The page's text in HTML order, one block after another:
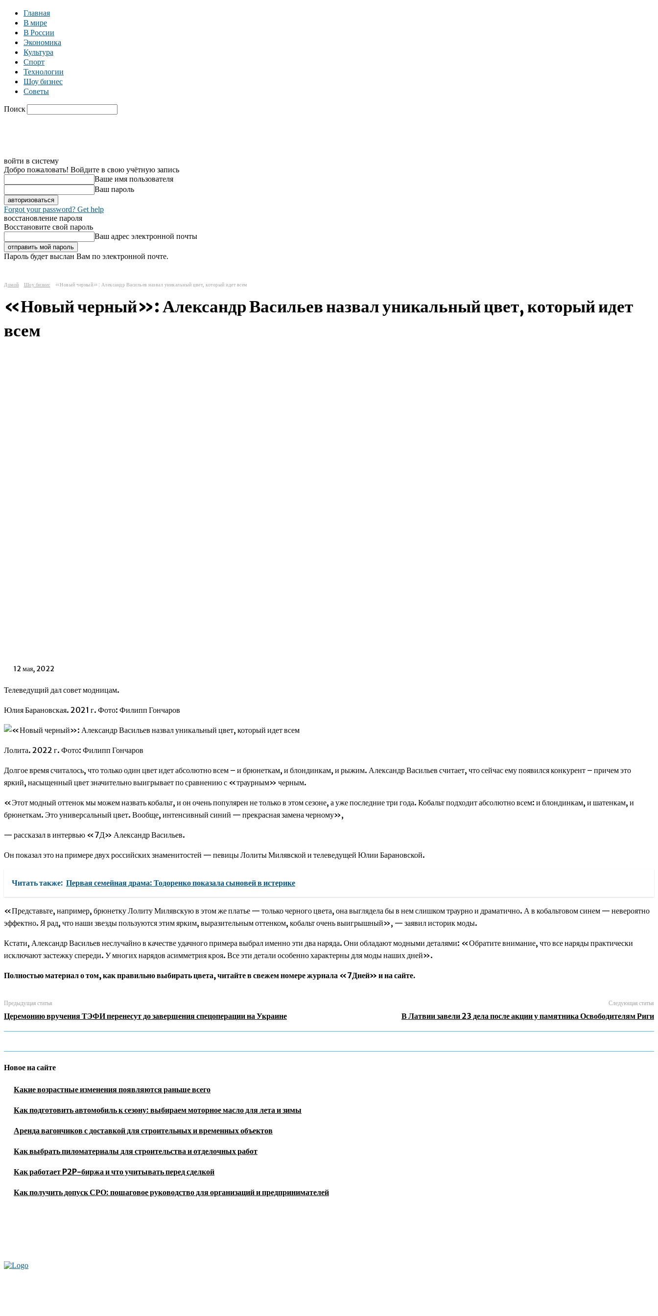
Главная
В мире
В России
Экономика
Культура
Спорт
Технологии
Шоу бизнес
Советы
Поиск
войти в систему
Добро пожаловать! Войдите в свою учётную запись
Ваше имя пользователя
Ваш пароль
Forgot your password? Get help
восстановление пароля
Восстановите свой пароль
Ваш адрес электронной почты
Пароль будет выслан Вам по электронной почте.
Домой Шоу бизнес «Новый черный»: Александр Васильев назвал уникальный цвет, который идет всем
«Новый черный»: Александр Васильев назвал уникальный цвет, который идет
всем
12 мая, 2022
Телеведущий дал совет модницам.
Юлия Барановская. 2021 г. Фото: Филипп Гончаров
Лолита. 2022 г. Фото: Филипп Гончаров
Долгое время считалось, что только один цвет идет абсолютно всем – и брюнеткам, и блондинкам, и рыжим. Александр Васильев считает, что сейчас ему появился конкурент – причем это
яркий, насыщенный цвет значительно выигрывает по сравнению с «траурным» черным.
«Этот модный оттенок мы можем назвать кобальт, и он очень популярен не только в этом сезоне, а уже последние три года. Кобальт подходит абсолютно всем: и блондинкам, и шатенкам, и
брюнеткам. Это универсальный цвет. Вообще, интенсивный синий — прекрасная замена черному»,
— рассказал в интервью «7Д» Александр Васильев.
Он показал это на примере двух российских знаменитостей — певицы Лолиты Милявской и телеведущей Юлии Барановской.
Читать также: Первая семейная драма: Тодоренко показала сыновей в истерике
«Представьте, например, брюнетку Лолиту Милявскую в этом же платье — только черного цвета, она выглядела бы в нем слишком траурно и драматично. А в кобальтовом синем — невероятно
эффектно. Я рад, что наши звезды пользуются этим ярким, выразительным оттенком, кобальт очень выигрышный», — заявил историк моды.
Кстати, Александр Васильев неслучайно в качестве удачного примера выбрал именно эти два наряда. Они обладают модными деталями: «Обратите внимание, что все наряды практически
исключают застежку спереди. У многих нарядов асимметрия кроя. Все эти детали особенно характерны для моды наших дней».
Полностью материал о том, как правильно выбирать цвета, читайте в свежем номере журнала «7Дней» и на сайте.
Предыдущая статья
Церемонию вручения ТЭФИ перенесут до завершения спецоперации на Украине
Следующая статья
В Латвии завели 23 дела после акции у памятника Освободителям Риги
Новое на сайте
Какие возрастные изменения появляются раньше всего
Как подготовить автомобиль к сезону: выбираем моторное масло для лета и зимы
Аренда вагончиков с доставкой для строительных и временных объектов
Как выбрать пиломатериалы для строительства и отделочных работ
Как работает P2P-биржа и что учитывать перед сделкой
Как получить допуск СРО: пошаговое руководство для организаций и предпринимателей